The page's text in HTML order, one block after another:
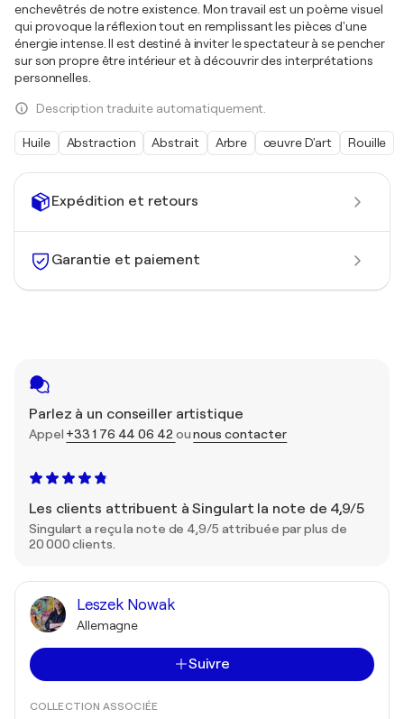
Expédition et retours
Garantie et paiement
Parlez à un conseiller artistique
Appel +33 1 76 44 06 42 ounous contacter
Les clients attribuent à Singulart la note de 4,9/5
Singulart a reçu la note de 4,9/5 attribuée par plus de
20 000 clients.
Leszek Nowak
Allemagne
Suivre
COLLECTION ASSOCIÉE
enchevêtrés de notre existence. Mon travail est un poème visuel
qui provoque la réflexion tout en remplissant les pièces d'une
énergie intense. Il est destiné à inviter le spectateur à se pencher
sur son propre être intérieur et à découvrir des interprétations
personnelles.
Description traduite automatiquement.
Huile Abstraction Abstrait Arbre œuvre D'art Rouille